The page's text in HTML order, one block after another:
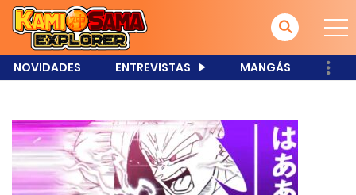
NOVIDADES ENTREVISTAS MANGÁS